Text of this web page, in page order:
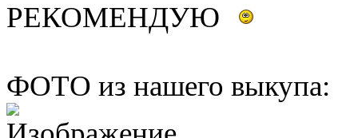
РЕКОМЕНДУЮ
ФОТО из нашего выкупа: